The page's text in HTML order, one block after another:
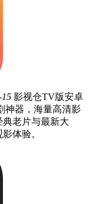
15 影视仓TV版安卓
神器，海量高清影
老片与最新大
体验。